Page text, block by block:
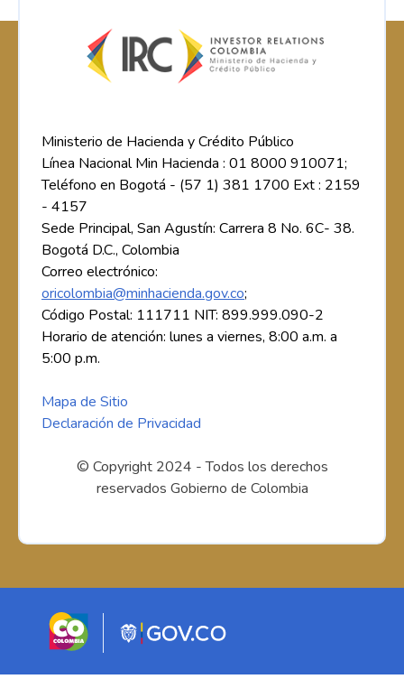
Ministerio de Hacienda y Crédito Público
Línea Nacional Min Hacienda : 01 8000 910071;
Teléfono en Bogotá - (57 1) 381 1700 Ext : 2159
- 4157
Sede Principal, San Agustín: Carrera 8 No. 6C- 38.
Bogotá D.C., Colombia
Correo electrónico:
oricolombia@minhacienda.gov.co;
Código Postal: 111711 NIT: 899.999.090-2
Horario de atención: lunes a viernes, 8:00 a.m. a
5:00 p.m.
Mapa de Sitio
Declaración de Privacidad
© Copyright 2024 - Todos los derechos
reservados Gobierno de Colombia